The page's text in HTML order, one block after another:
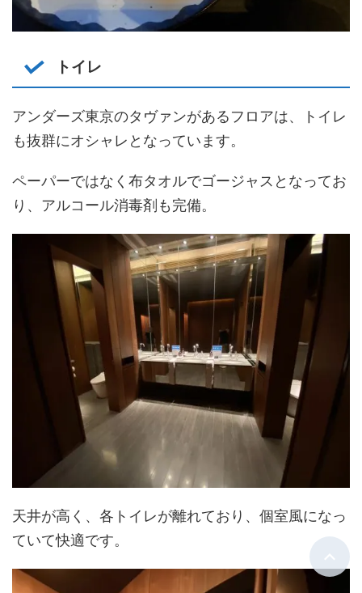
トイレ
アンダーズ東京のタヴァンがあるフロアは、トイレ
も抜群にオシャレとなっています。
ペーパーではなく布タオルでゴージャスとなってお
り、アルコール消毒剤も完備。
天井が高く、各トイレが離れており、個室風になっ
ていて快適です。